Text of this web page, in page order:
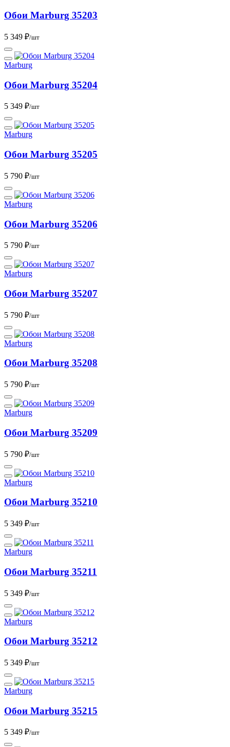
Обои Marburg 35203
5 349 ₽/шт
Marburg
Обои Marburg 35204
5 349 ₽/шт
Marburg
Обои Marburg 35205
5 790 ₽/шт
Marburg
Обои Marburg 35206
5 790 ₽/шт
Marburg
Обои Marburg 35207
5 790 ₽/шт
Marburg
Обои Marburg 35208
5 790 ₽/шт
Marburg
Обои Marburg 35209
5 790 ₽/шт
Marburg
Обои Marburg 35210
5 349 ₽/шт
Marburg
Обои Marburg 35211
5 349 ₽/шт
Marburg
Обои Marburg 35212
5 349 ₽/шт
Marburg
Обои Marburg 35215
5 349 ₽/шт